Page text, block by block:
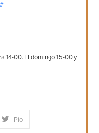
14-00. El domingo 15-00 y
Pío